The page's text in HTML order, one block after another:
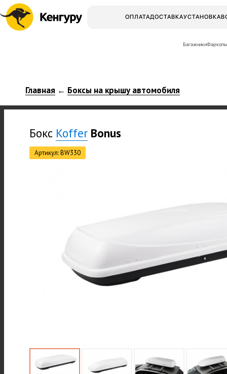
ОПЛАТАДОСТАВКАУСТАНОВКА
БагажникиФаркопы
Главная ← Боксы на крышу автомобиля
Бокс Koffer Bonus
Артикул: BW330